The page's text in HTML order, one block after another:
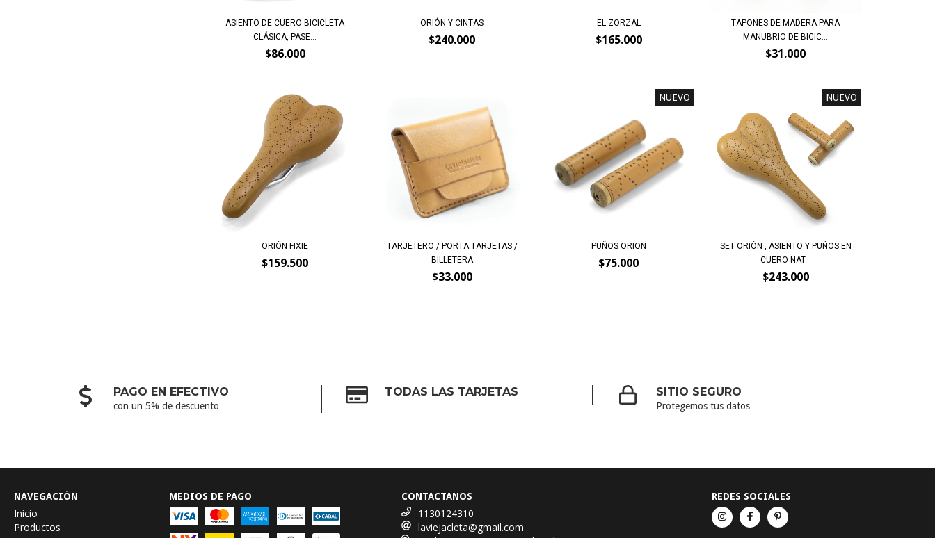
ASIENTO DE CUERO BICICLETA
CLÁSICA, PASE...
$86.000
ORIÓN Y CINTAS
$240.000
EL ZORZAL
$165.000
TAPONES DE MADERA PARA
MANUBRIO DE BICIC...
$31.000
ORIÓN FIXIE
$159.500
TARJETERO / PORTA TARJETAS /
BILLETERA
$33.000
NUEVO
PUÑOS ORION
$75.000
NUEVO
SET ORIÓN , ASIENTO Y PUÑOS EN
CUERO NAT...
$243.000
PAGO EN EFECTIVO
con un 5% de descuento
TODAS LAS TARJETAS SITIO SEGURO
Protegemos tus datos
NAVEGACIÓN
Inicio
Productos
MEDIOS DE PAGO CONTACTANOS
1130124310
laviejacleta@gmail.com
REDES SOCIALES